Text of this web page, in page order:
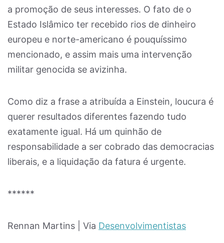
a promoção de seus interesses. O fato de o
Estado Islâmico ter recebido rios de dinheiro
europeu e norte-americano é pouquíssimo
mencionado, e assim mais uma intervenção
militar genocida se avizinha.
Como diz a frase a atribuída a Einstein, loucura é
querer resultados diferentes fazendo tudo
exatamente igual. Há um quinhão de
responsabilidade a ser cobrado das democracias
liberais, e a liquidação da fatura é urgente.
******
Rennan Martins | Via Desenvolvimentistas